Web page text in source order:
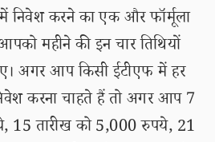
निवेश करने का एक और फॉर्मूला
महीने की इन चार तिथियों
अगर आप किसी ईटीएफ में हर
करना चाहते हैं तो अगर आप 7
15 तारीख को 5,000 रुपये, 21